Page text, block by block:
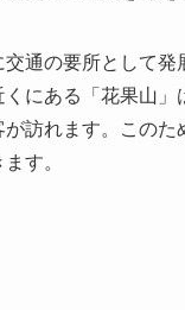
通の要所として
にある「花果山
訪れます。この
す。